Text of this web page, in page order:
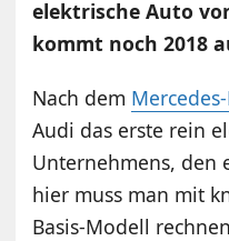
elektrische Auto
kommt noch 2018
Nach dem
Audi das erste rein
Unternehmens, den
hier muss man mit
Basis-Modell